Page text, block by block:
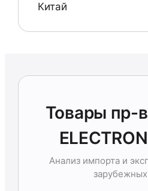
Китай
Товары пр-
Анализ импорта и